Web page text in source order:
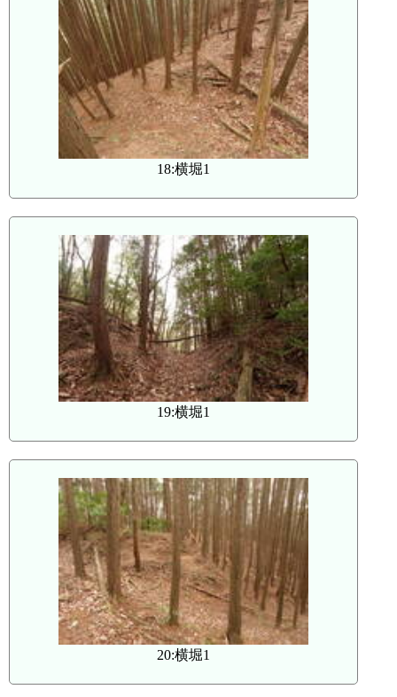
18:横堀1
19:横堀1
20:横堀1